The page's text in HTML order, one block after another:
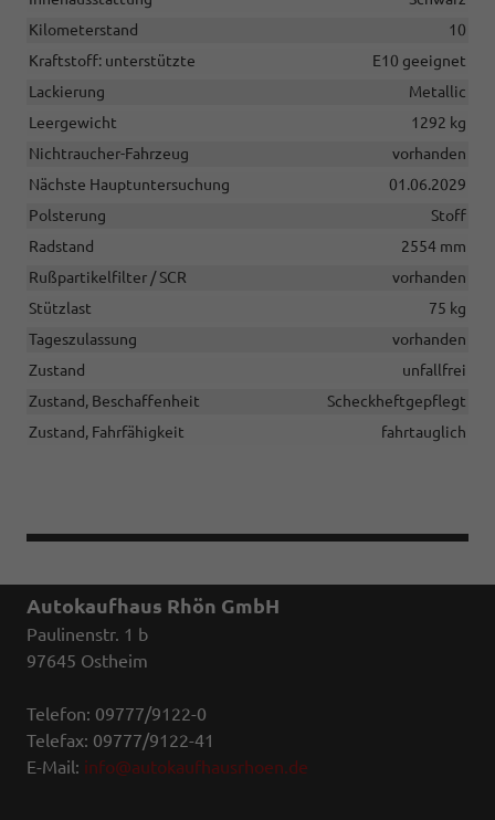
Kilometerstand
10
Kraftstoff: unterstützte
E10 geeignet
Lackierung
Metallic
Leergewicht
1292 kg
Nichtraucher-Fahrzeug
vorhanden
Nächste Hauptuntersuchung
01.06.2029
Polsterung
Stoff
Radstand
2554 mm
Rußpartikelfilter / SCR
vorhanden
Stützlast
75 kg
Tageszulassung
vorhanden
Zustand
unfallfrei
Zustand, Beschaffenheit
Scheckheftgepflegt
Zustand, Fahrfähigkeit
fahrtauglich
Autokaufhaus Rhön GmbH
Paulinenstr. 1 b
97645 Ostheim
Telefon: 09777/9122-0
Telefax: 09777/9122-41
E-Mail: info@autokaufhausrhoen.de